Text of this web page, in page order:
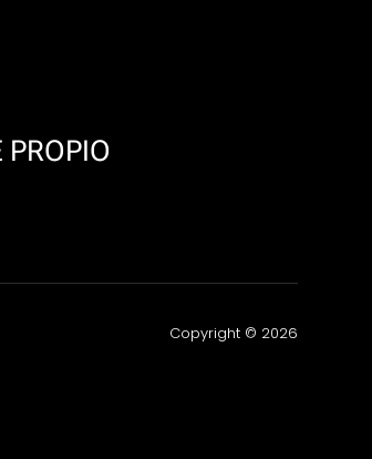
Copyright © 2026